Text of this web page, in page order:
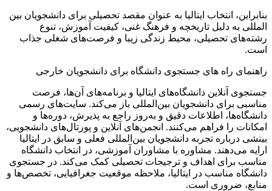
بنابراین، انتخاب ایتالیا به عنوان مقصد تحصیلی برای دانشجویان بین
المللی به دلیل تاریخچه و فرهنگ غنی، کیفیت آموزش، تنوع
رشته‌های تحصیلی، محیط زندگی زیبا و فرصت‌های شغلی جذاب
است.
راهنمای راه های جستجوی دانشگاه برای دانشجویان خارجی
جستجوی آنلاین دانشگاه‌های ایتالیا و برنامه‌های آن‌ها، فرصت
مناسبی برای دانشجویان بین‌المللی باز می‌کند. سایت‌های رسمی
دانشگاه‌ها، اطلاعات دقیق و به‌روز راجع به پذیرش، دوره‌ها و
امکانات را فراهم می‌کنند. انجمن‌های آنلاین و پورتال‌های دانشجویی،
بینشی درباره تجربه دانشجویان بین‌المللی فعلی و سابق در ایتالیا
ارایه می‌دهند. مشاوره با مشاوران آموزشی، در انتخاب دانشگاه
مناسب برای اهداف و ترجیحات تحصیلی کمک می‌کند. در جستجوی
دانشگاه مناسب در ایتالیا، ملاحظه موقعیت جغرافیایی، تخصص‌ها و
منابع، ضروری است.